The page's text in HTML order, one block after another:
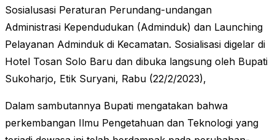
Sosialusasi Peraturan Perundang-undangan
Administrasi Kependudukan (Adminduk) dan Launching
Pelayanan Adminduk di Kecamatan. Sosialisasi digelar di
Hotel Tosan Solo Baru dan dibuka langsung oleh Bupati
Sukoharjo, Etik Suryani, Rabu (22/2/2023),
Dalam sambutannya Bupati mengatakan bahwa
perkembangan Ilmu Pengetahuan dan Teknologi yang